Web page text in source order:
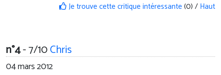
Je trouve cette critique intéressante(0) / Haut
n°4- 7/10Chris
04 mars 2012